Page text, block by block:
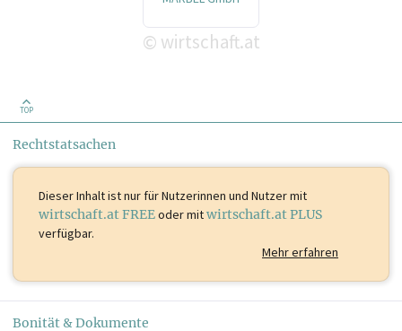
© wirtschaft.at
TOP
Rechtstatsachen
Dieser Inhalt istnur für Nutzerinnen und Nutzer mit
wirtschaft.at FREEoder mitwirtschaft.at PLUS
verfügbar.
Mehr erfahren
Bonität & Dokumente